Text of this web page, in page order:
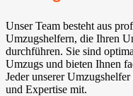
Unser Team besteht aus
Umzugshelfern, die Ihren
durchführen. Sie sind
Umzugs und bieten Ihnen
Jeder unserer
und Expertise mit.